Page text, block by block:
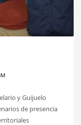
y Guijuelo
de presencia